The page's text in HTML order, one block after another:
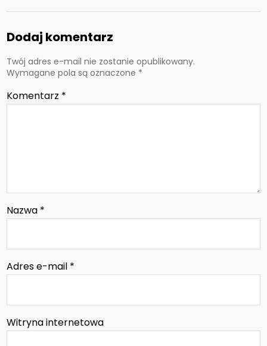
Dodaj komentarz
Twój adres e-mail nie zostanie opublikowany.
Wymagane pola są oznaczone *
Komentarz *
Nazwa *
Adres e-mail *
Witryna internetowa